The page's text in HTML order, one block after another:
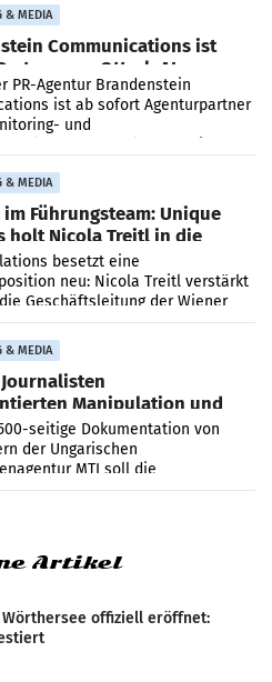
& MEDIA
Communications ist
von OtterlyAI
PR-Agentur Brandenstein
ist ab sofort Agenturpartner
und
& MEDIA
im Führungsteam: Unique
holt Nicola Treitl in die
besetzt eine
neu: Nicola Treitl verstärkt
Geschäftsleitung der Wiener
an der Seite von Josef Kalina und
Mahr.
& MEDIA
Manipulation und
seitige Dokumentation von
der Ungarischen
MTI soll die
Nachrichten-Manipulation und
Artikel
Wörthersee offiziell eröffnet: